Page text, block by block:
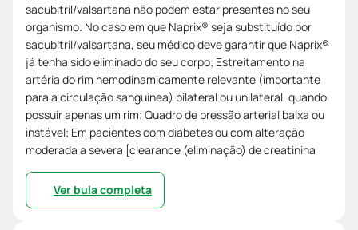
sacubitril/valsartana não podem estar presentes no seu
organismo. No caso em que Naprix® seja substituído por
sacubitril/valsartana, seu médico deve garantir que Naprix®
já tenha sido eliminado do seu corpo; Estreitamento na
artéria do rim hemodinamicamente relevante (importante
para a circulação sanguínea) bilateral ou unilateral, quando
possuir apenas um rim; Quadro de pressão arterial baixa ou
instável; Em pacientes com diabetes ou com alteração
moderada a severa [clearance (eliminação) de creatinina
Ver bula completa